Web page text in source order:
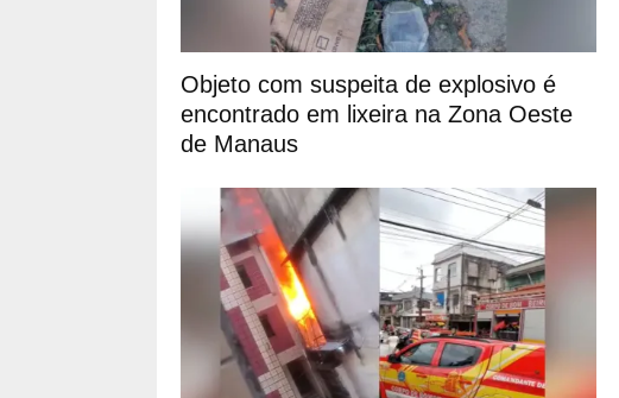
Objeto com suspeita de explosivo é
encontrado em lixeira na Zona Oeste
de Manaus